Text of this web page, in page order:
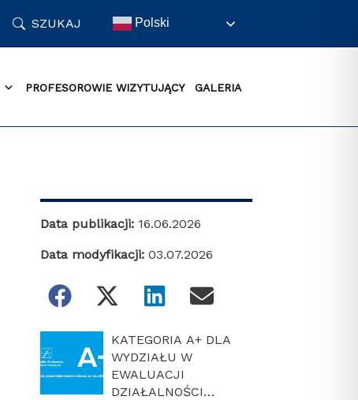
SZUKAJ Polski
PROFESOROWIE WIZYTUJĄCY GALERIA
Data publikacji: 16.06.2026
Data modyfikacji: 03.07.2026
KATEGORIA A+ DLA
WYDZIAŁU W
EWALUACJI
DZIAŁALNOŚCI